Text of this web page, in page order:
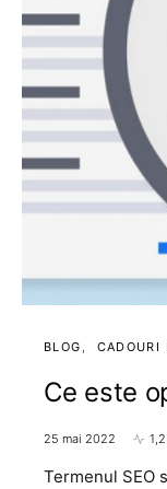
BLOG CADOURI
Ce este
25 mai 2022
Termenul SEO